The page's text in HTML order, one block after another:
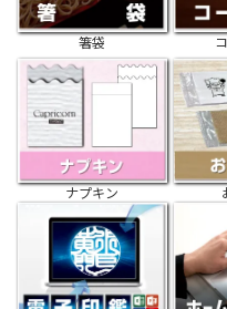
箸袋
ナプキン